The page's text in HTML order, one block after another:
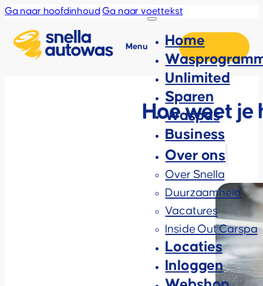
Ga naar hoofdinhoud Ga naar voettekst
Menu
Home
Unlimited
Sparen
Waspas
Business
Over ons
Over Snella
Duurzaamheid
Vacatures
Inside Out Carspa
Locaties
Inloggen
Hoe weet je